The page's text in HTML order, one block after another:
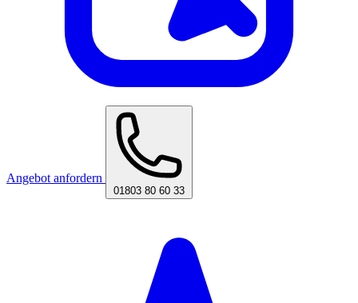
Angebot anfordern
01803 80 60 33